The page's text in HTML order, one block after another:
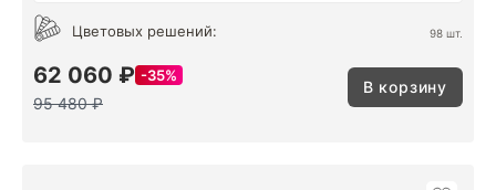
Цветовых решений: 98 шт.
62 060 ₽ 35%
95 480 ₽
В корзину